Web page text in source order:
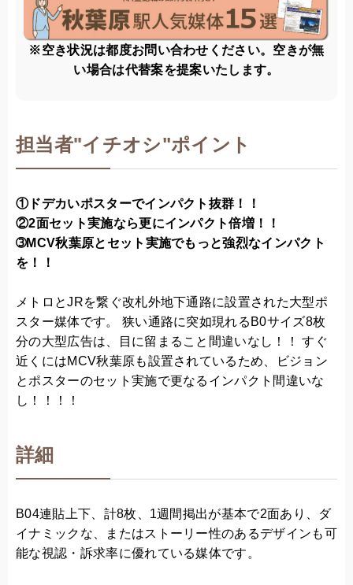
※空き状況は都度お問い合わせください。空きが無
い場合は代替案を提案いたします。
担当者"イチオシ"ポイント
①ドデカいポスターでインパクト抜群！！
②2面セット実施なら更にインパクト倍増！！
➂MCV秋葉原とセット実施でもっと強烈なインパクト
を！！
メトロとJRを繋ぐ改札外地下通路に設置された大型ポ
スター媒体です。 狭い通路に突如現れるB0サイズ8枚
分の大型広告は、目に留まること間違いなし！！ すぐ
近くにはMCV秋葉原も設置されているため、ビジョン
とポスターのセット実施で更なるインパクト間違いな
し！！！！
詳細
B04連貼上下、計8枚、1週間掲出が基本で2面あり、ダ
イナミックな、またはストーリー性のあるデザインも可
能な視認・訴求率に優れている媒体です。